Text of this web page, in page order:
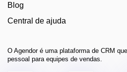
Blog
Central de ajuda
O Agendor é uma plataforma de CRM
pessoal para equipes de vendas.